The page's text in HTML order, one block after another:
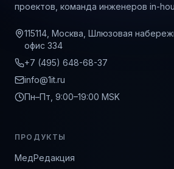
проектов, команда инженеров in-
115114, Москва, Шлюзовая
офис 334
+7 (495) 648-68-37
info@1it.ru
Пн–Пт, 9:00–19:00 MSK
ПРОДУКТЫ
МедРедакция